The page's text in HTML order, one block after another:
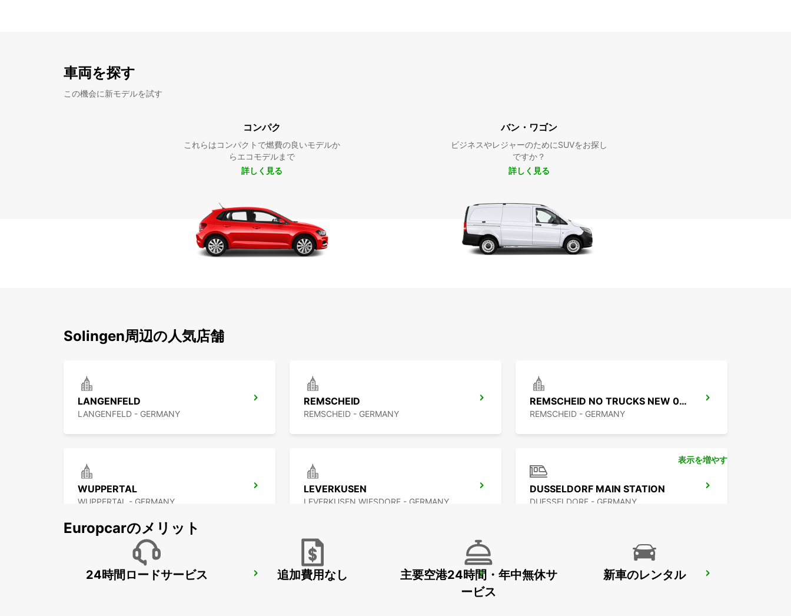
車両を探す
この機会に新モデルを試す
コンパク
これらはコンパクトで燃費の良いモデルか
らエコモデルまで
詳しく見る
バン・ワゴン
ビジネスやレジャーのためにSUVをお探し
ですか？
詳しく見る
Solingen周辺の人気店舗
LANGENFELD
LANGENFELD - GERMANY
REMSCHEID
REMSCHEID - GERMANY
REMSCHEID NO TRUCKS NEW 01 09 26
REMSCHEID - GERMANY
WUPPERTAL
WUPPERTAL - GERMANY
LEVERKUSEN
LEVERKUSEN WIESDORF - GERMANY
DUSSELDORF MAIN STATION
DUESSELDORF - GERMANY
DUSSELDORF CITY RATINGEN BERGISCH GLADBACH
表示を増やす
Europcarのメリット
24時間ロードサービス 追加費用なし
主要空港24時間・年中無休サ
ービス
新車のレンタル